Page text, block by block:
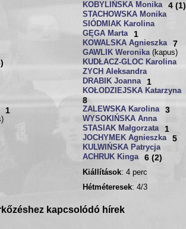
1
KOBYLIŃSKA Monika 4 (1)
STACHOWSKA Monika
SIÓDMIAK Karolina
GĘGA Marta
1
KOWALSKA Agnieszka 7
GAWLIK Weronika(kapus)
KUDŁACZ-GLOC Karolina
ZYCH Aleksandra
DRABIK Joanna
1
KOŁODZIEJSKA Katarzyna
8
ZALEWSKA Karolina 3
WYSOKIŃSKA Anna
STASIAK Małgorzata
1
JOCHYMEK Agnieszka 5
KULWIŃSKA Patrycja
ACHRUK Kinga
6 (2)
Kiállítások: 4 perc
Hétméteresek: 4/3
kapcsolódó hírek